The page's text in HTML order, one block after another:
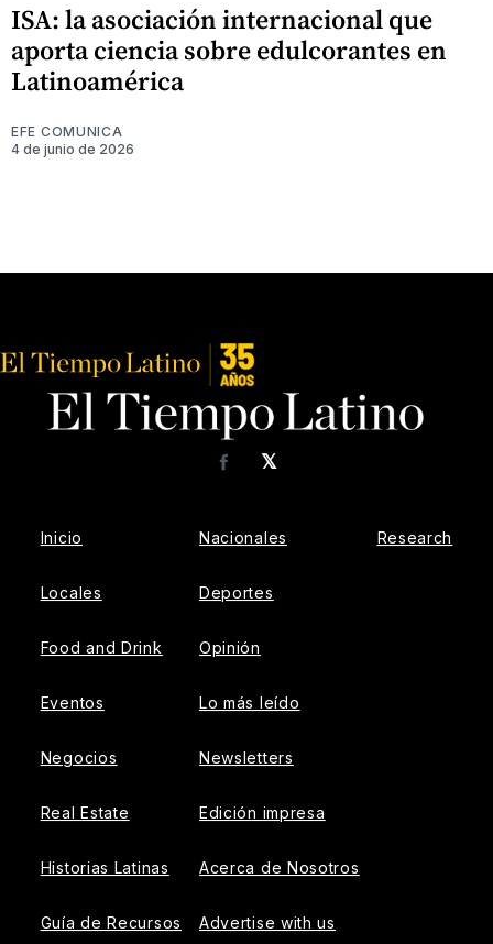
ISA: la asociación internacional que
aporta ciencia sobre edulcorantes en
Latinoamérica
EFE COMUNICA
4 de junio de 2026
𝕏
Facebook
Inicio
Locales
Food and Drink
Eventos
Negocios
Real Estate
Historias Latinas
Guía de Recursos
Nacionales
Deportes
Opinión
Lo más leído
Newsletters
Edición impresa
Acerca de Nosotros
Advertise with us
Research